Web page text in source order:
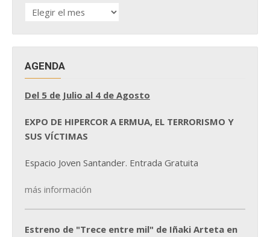
HISTÓRICO
DE
AGENDA
Del 5 de Julio al 4 de Agosto
EXPO DE HIPERCOR A ERMUA, EL TERRORISMO Y
SUS VÍCTIMAS
Espacio Joven Santander. Entrada Gratuita
más información
Estreno de "Trece entre mil" de Iñaki Arteta en